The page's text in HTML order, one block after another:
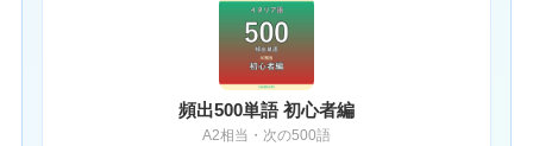
頻出500単語 初心者編
A2相当・次の500語